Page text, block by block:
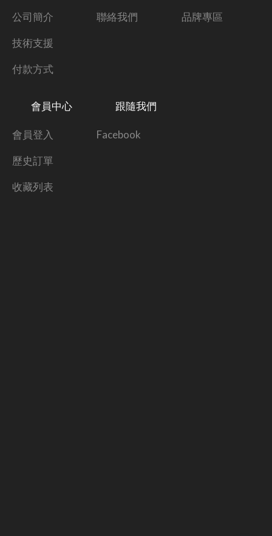
公司簡介
技術支援
付款方式
聯絡我們 品牌專區
會員中心
會員登入
歷史訂單
收藏列表
跟隨我們
Facebook